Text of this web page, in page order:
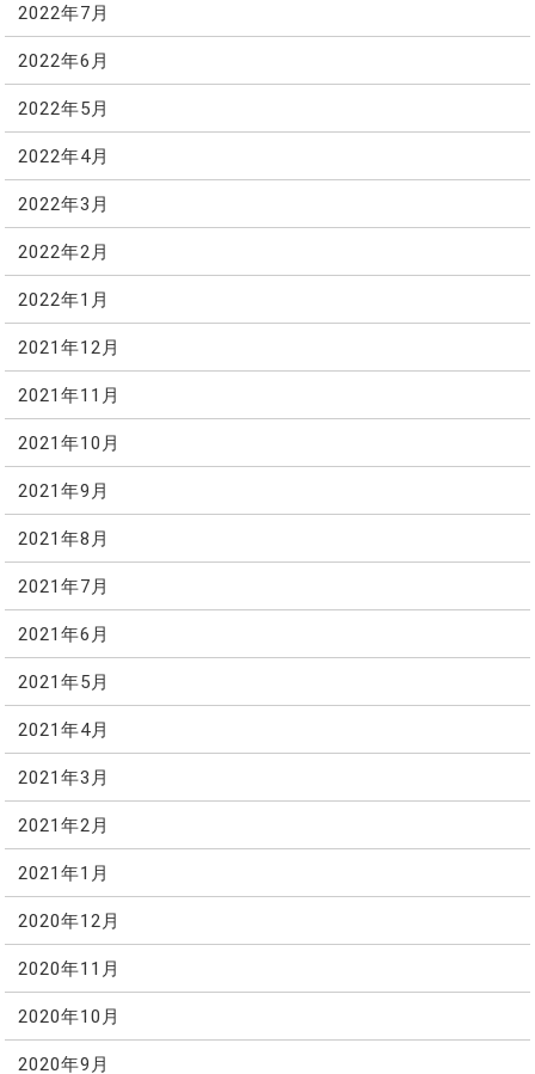
2022年7月
2022年6月
2022年5月
2022年4月
2022年3月
2022年2月
2022年1月
2021年12月
2021年11月
2021年10月
2021年9月
2021年8月
2021年7月
2021年6月
2021年5月
2021年4月
2021年3月
2021年2月
2021年1月
2020年12月
2020年11月
2020年10月
2020年9月